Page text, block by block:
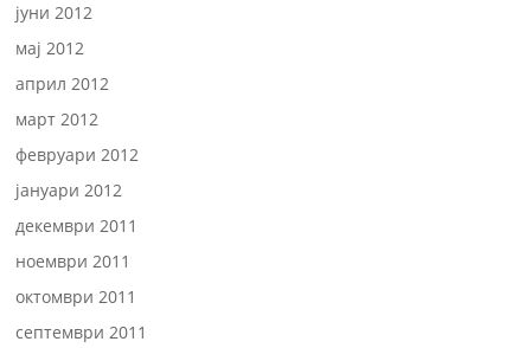
јуни 2012
мај 2012
април 2012
март 2012
февруари 2012
јануари 2012
декември 2011
ноември 2011
октомври 2011
септември 2011